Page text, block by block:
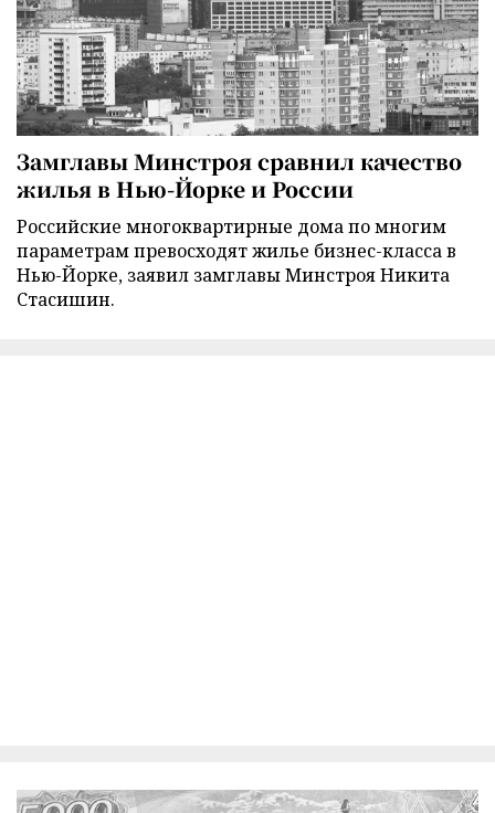
Замглавы Минстроя сравнил качество
жилья в Нью-Йорке и России
Российские многоквартирные дома по многим
параметрам превосходят жилье бизнес-класса в
Нью-Йорке, заявил замглавы Минстроя Никита
Стасишин.